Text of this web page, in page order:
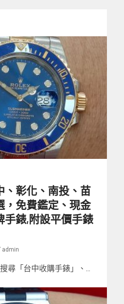
、彰化、南投、苗
，免費鑑定、現金
手錶,附設平價手錶
admin
尋「台中收購手錶」、...